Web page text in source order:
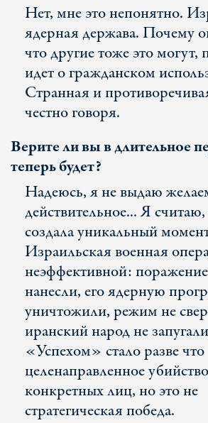
Нет, мне это непонятно.
ядерная держава. Почему
что другие тоже это могут,
идет о гражданском
Странная и
честно говоря.
Верите ли вы в длительное
теперь будет?
Надеюсь, я не выдаю
действительное... Я
создала уникальный
Израильская военная
неэффективной:
нанесли, его ядерную
уничтожили, режим не
иранский народ не
«Успехом» стало разве что
целенаправленное убийство
конкретных лиц, но это не
стратегическая победа.